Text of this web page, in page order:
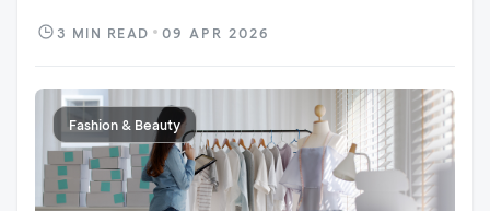
3 MIN READ 09 APR 2026
Fashion & Beauty